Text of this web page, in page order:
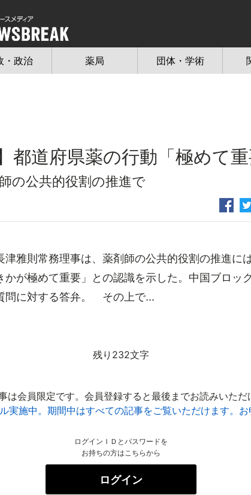
・政治 薬局 団体・学術
都道府県薬の行動「極めて重
の公共的役割の推進で
雅則常務理事は、薬剤師の公共的役割の推進に
かが極めて重要」との認識を示した。中国ブロッ
問に対する答弁。 その上で...
残り232文字
は会員限定です。会員登録すると最後までお読みいただ
実施中。期間中はすべての記事をご覧いただけます。
ログインＩＤとパスワードを
お持ちの方はこちらから
ログイン